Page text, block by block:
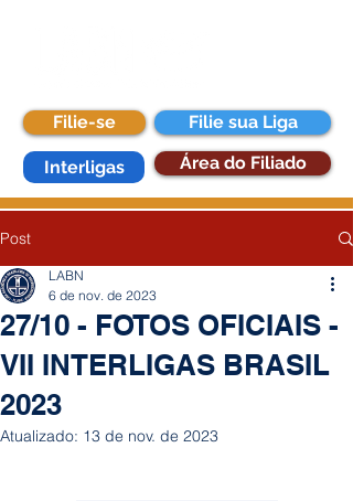
Filie sua Liga
Área do Filiado
Filie-se
Interligas
Post
27/10 - FOTOS OFICIAIS -
VII INTERLIGAS BRASIL
2023
LABN
6 de nov. de 2023
Atualizado: 13 de nov. de 2023